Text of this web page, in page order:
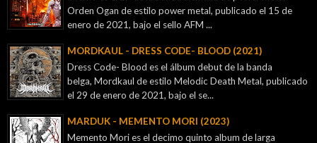
Orden Ogan de estilo power metal, publicado el 15 de
enero de 2021, bajo el sello AFM ...
MORDKAUL - DRESS CODE- BLOOD (2021)
Dress Code- Blood es el álbum debut de la banda
belga, Mordkaul de estilo Melodic Death Metal, publicado
el 29 de enero de 2021, bajo el se...
MARDUK - MEMENTO MORI (2023)
Memento Mori es el decimo quinto album de larga